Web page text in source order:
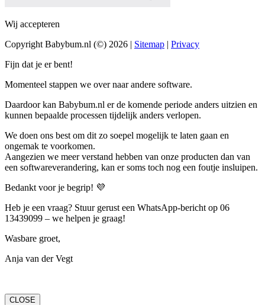
Wij accepteren
Copyright Babybum.nl (©) 2026 | Sitemap | Privacy
Fijn dat je er bent!
Momenteel stappen we over naar andere software.
Daardoor kan Babybum.nl er de komende periode anders uitzien en
kunnen bepaalde processen tijdelijk anders verlopen.
We doen ons best om dit zo soepel mogelijk te laten gaan en
ongemak te voorkomen.
Aangezien we meer verstand hebben van onze producten dan van
een softwareverandering, kan er soms toch nog een foutje insluipen.
Bedankt voor je begrip! 💜
Heb je een vraag? Stuur gerust een WhatsApp-bericht op 06
13439099 – we helpen je graag!
Wasbare groet,
Anja van der Vegt
CLOSE